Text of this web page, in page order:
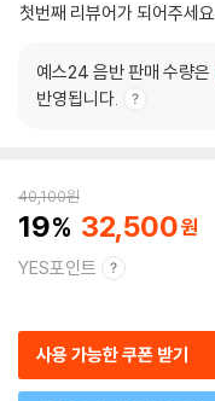
첫번째 리뷰어가 되어주세요
예스24 음반 판매 수량은
반영됩니다.
40,100원
19 32,500
YES포인트
사용 가능한 쿠폰 받기